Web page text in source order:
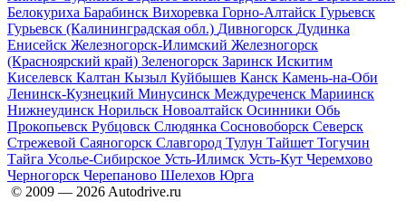
Белокуриха Барабинск Вихоревка Горно-Алтайск Гурьевск
Гурьевск (Калининградская обл.) Дивногорск Дудинка
Енисейск Железногорск-Илимский Железногорск
(Красноярский край) Зеленогорск Заринск Искитим
Киселевск Калтан Кызыл Куйбышев Канск Камень-на-Оби
Ленинск-Кузнецкий Минусинск Междуреченск Мариинск
Нижнеудинск Норильск Новоалтайск Осинники Обь
Прокопьевск Рубцовск Слюдянка Сосновоборск Северск
Стрежевой Саяногорск Славгород Тулун Тайшет Тогучин
Тайга Усолье-Сибирское Усть-Илимск Усть-Кут Черемхово
Черногорск Черепаново Шелехов Юрга
© 2009 — 2026 Autodrive.ru